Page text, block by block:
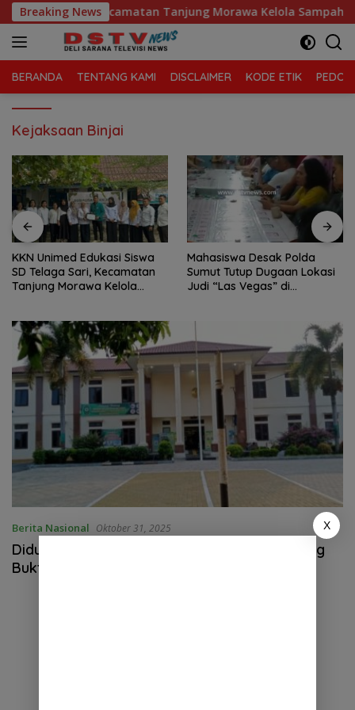
Langsung
ke
konten
Breaking News
Telaga Sari, Kecamatan Tanjung Morawa Kelola Sampah
BERANDA TENTANG KAMI DISCLAIMER KODE ETIK
Kejaksaan Binjai
KKN Unimed Edukasi Siswa
SD Telaga Sari, Kecamatan
Tanjung Morawa Kelola
Mahasiswa Desak Polda
Sumut Tutup Dugaan Lokasi
Judi “Las Vegas” di
Berita Nasional Oktober 31, 2025
Diduga Hakim Ketua PN Binjai Rampas Barang
Bukti Sepeda Motor Pemilik Sah
X